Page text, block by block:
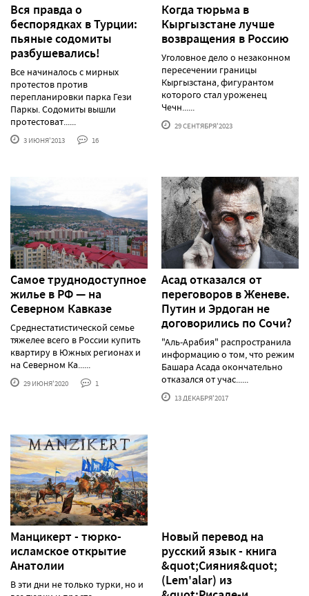
Вся правда о
беспорядках в Турции:
пьяные содомиты
разбушевались!
Все начиналось с мирных
протестов против
перепланировки парка Гези
Паркы. Содомиты вышли
протестоват......
3 ИЮНЯ'2013 16
Когда тюрьма в
Кыргызстане лучше
возвращения в Россию
Уголовное дело о незаконном
пересечении границы
Кыргызстана, фигурантом
которого стал уроженец
Чечн......
29 СЕНТЯБРЯ'2023
Самое труднодоступное
жилье в РФ — на
Северном Кавказе
Среднестатистической семье
тяжелее всего в России купить
квартиру в Южных регионах и
на Северном Ка......
29 ИЮНЯ'2020 1
Асад отказался от
переговоров в Женеве.
Путин и Эрдоган не
договорились по Сочи?
"Аль-Арабия" распространила
информацию о том, что режим
Башара Асада окончательно
отказался от учас......
13 ДЕКАБРЯ'2017
Манцикерт - тюрко-
исламское открытие
Анатолии
В эти дни не только турки, но и
Новый перевод на
русский язык - книга
&quot;Сияния&quot;
(Lem'alar) из